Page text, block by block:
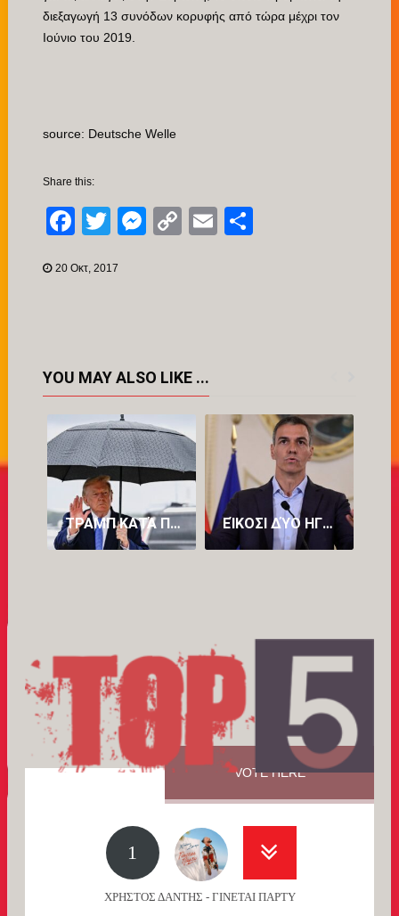
διεξαγωγή 13 συνόδων κορυφής από τώρα μέχρι τον
Ιούνιο του 2019.
source: Deutsche Welle
Share this:
Facebook
TwitterMessenger
CopyEmail
20 Οκτ, 2017
YOU MAY ALSO LIKE ...
ΤΡΑΜΠ ΚΑΤΆ ΠΕΤΡΕΛΑΪΚΏΝ: «ΒΓΆΖΟΥΝ ΥΠΕΡΒΟΛΙΚΆ ΠΟΛΛΆ ΧΡΉΜΑΤΑ» ΕΊΚΟΣΙ ΔΎΟ ΗΓΈΤΕΣ ΚΡΑΤΏΝ-ΜΕΛΏΝ ΤΗΣ ΕΥΡΏΠΗΣ ΕΝΑΝΤΊΟΝ ΤΟΥ ΠΈΔΡΟ ΣΆΝΤΣΕΘ
VOTE HERE
1
ΧΡΗΣΤΟΣ ΔΑΝΤΗΣ - ΓΙΝΕΤΑΙ ΠΑΡΤΥ